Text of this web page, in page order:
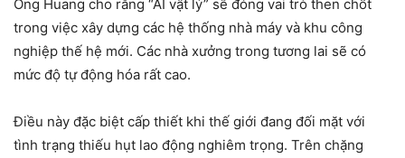
Ông Huang cho rằng “AI vật lý” sẽ đóng vai trò then chốt
trong việc xây dựng các hệ thống nhà máy và khu công
nghiệp thế hệ mới. Các nhà xưởng trong tương lai sẽ có
mức độ tự động hóa rất cao.
Điều này đặc biệt cấp thiết khi thế giới đang đối mặt với
tình trạng thiếu hụt lao động nghiêm trọng. Trên chặng